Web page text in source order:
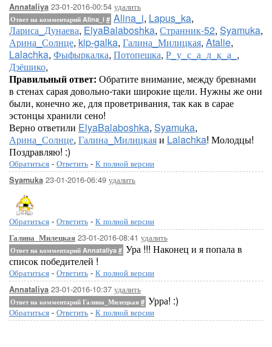
Annataliya 23-01-2016-00:54 удалить
Ответ на комментарий Alina_i # Alina_i, Lapus_ka,
Лариса_Дунаева, ElyaBalaboshka, Странник-52, Syamuka,
Арина_Солнце, kip-galka, Галина_Милицкая, Atalie,
Lalachka, Фыфыркалка, Потопешка, Р_у_с_а_л_к_а_ ,
Дзёшико,
Правильный ответ: Обратите внимание, между бревнами
в стенах сарая довольно-таки широкие щели. Нужны же они
были, конечно же, для проветривания, так как в сарае
эстонцы хранили сено!
Верно ответили ElyaBalaboshka, Syamuka,
Арина_Солнце, Галина_Милицкаяи Lalachka! Молодцы!
Поздравляю! :)
Обратиться - Ответить - К полной версии
Syamuka 23-01-2016-06:49 удалить
Обратиться - Ответить - К полной версии
Галина_Милецкая 23-01-2016-08:41 удалить
Ответ на комментарий Annataliya # Ура !!! Наконец и я попала в
список победителей !
Обратиться - Ответить - К полной версии
Annataliya 23-01-2016-10:37 удалить
Ответ на комментарий Галина_Милецкая # Урра! :)
Обратиться - Ответить - К полной версии